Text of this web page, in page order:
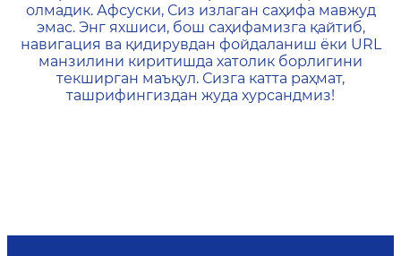
олмадик. Афсуски, Сиз излаган саҳифа мавжуд
эмас. Энг яхшиси, бош саҳифамизга қайтиб,
навигация ва қидирувдан фойдаланиш ёки URL
манзилини киритишда хатолик борлигини
текширган маъқул. Сизга катта раҳмат,
ташрифингиздан жуда хурсандмиз!